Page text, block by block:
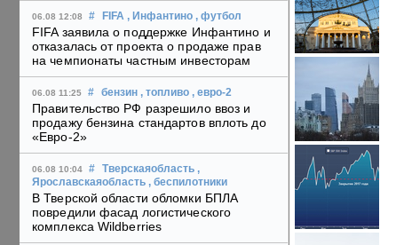
06.08 12:08 # FIFA , Инфантино , футбол
FIFA заявила о поддержке Инфантино и
отказалась от проекта о продаже прав
на чемпионаты частным инвесторам
06.08 11:25 # бензин , топливо , евро-2
Правительство РФ разрешило ввоз и
продажу бензина стандартов вплоть до
«Евро-2»
06.08 10:04 # Тверскаяобласть ,
Ярославскаяобласть , беспилотники
В Тверской области обломки БПЛА
повредили фасад логистического
комплекса Wildberries